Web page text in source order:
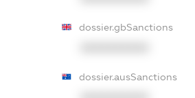
dossier.gbSanctions
dossier.ausSanctions